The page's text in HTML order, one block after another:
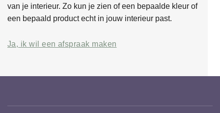
van je interieur. Zo kun je zien of een bepaalde kleur of
een bepaald product echt in jouw interieur past.
Ja, ik wil een afspraak maken